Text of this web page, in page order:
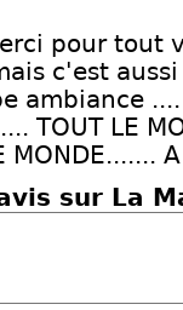
pour tout
c'est
ambiance
TOUT LE
MONDE.......
sur La